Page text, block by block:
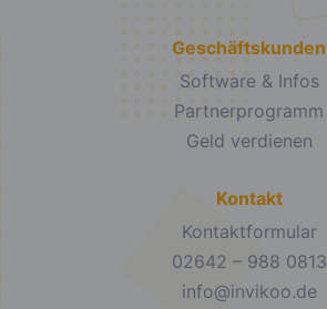
Geschäftskunden
Software & Infos
Partnerprogramm
Geld verdienen
Kontakt
Kontaktformular
02642 – 988 0813
info@invikoo.de